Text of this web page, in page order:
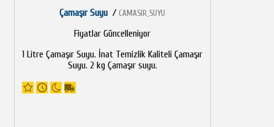
Çamaşır Suyu / CAMASIR_SUYU
Fiyatlar Güncelleniyor
1 Litre Çamaşır Suyu. İnat Temizlik Kaliteli Çamaşır
Suyu. 2 kg Çamaşır suyu.